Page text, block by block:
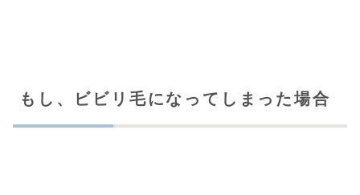
もし、ビビリ毛になってしまった場合